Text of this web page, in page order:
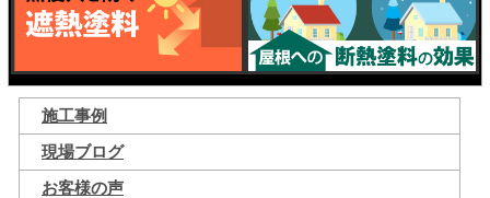
施工事例
現場ブログ
お客様の声